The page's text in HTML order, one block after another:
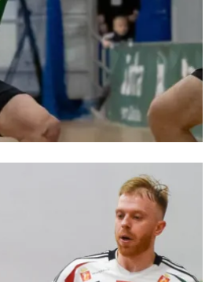
Kazimierza
Wielka 7-
3.